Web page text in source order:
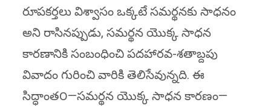
రూపకర్తలు విశ్వాసం ఒక్కటే సమర్థనకు సాధనం
అని రాసినప్పుడు, సమర్థన యొక్క సాధన
కారణానికి సంబంధించి పదహారవ-శతాబ్దపు
వివాదం గురించి వారికి తెలిసేవున్నది. ఈ
సిద్ధాంత౦—సమర్థన యొక్క సాధన కారణం—